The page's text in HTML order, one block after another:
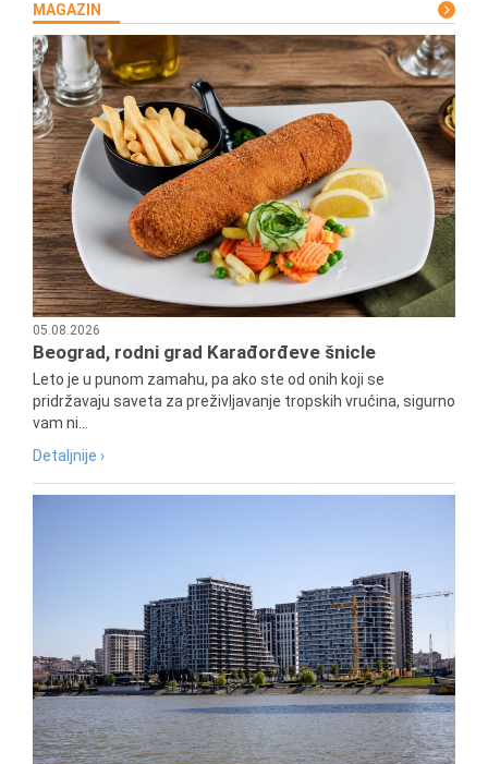
MAGAZIN
05.08.2026
Beograd, rodni grad Karađorđeve šnicle
Leto je u punom zamahu, pa ako ste od onih koji se
pridržavaju saveta za preživljavanje tropskih vrućina, sigurno
vam ni...
Detaljnije ›